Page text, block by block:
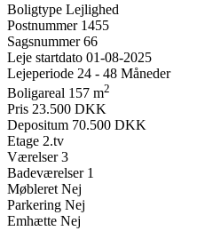
Boligtype Lejlighed
Postnummer 1455
Sagsnummer 66
Leje startdato 01-08-2025
Lejeperiode 24 - 48 Måneder
Boligareal 157 m2
Pris 23.500 DKK
Depositum 70.500 DKK
Etage 2.tv
Værelser 3
Badeværelser 1
Møbleret Nej
Parkering Nej
Emhætte Nej